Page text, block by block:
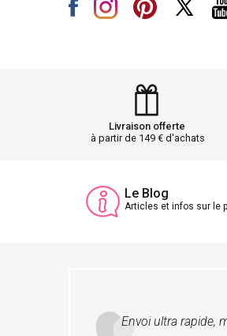
Livraison offerte
à partir de 149 € d'achats
Le Blog
Articles et infos sur le
Envoi ultra rapide,